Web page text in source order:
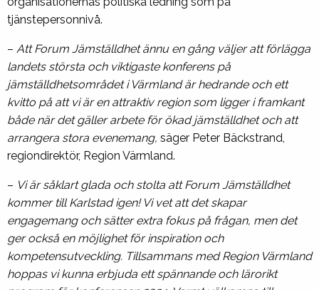
tjänstepersonnivå.
– Att Forum Jämställdhet ännu en gång väljer att förlägga
landets största och viktigaste konferens på
jämställdhetsområdet i Värmland är hedrande och ett
kvitto på att vi är en attraktiv region som ligger i framkant
både när det gäller arbete för ökad jämställdhet och att
arrangera stora evenemang, säger Peter Bäckstrand,
regiondirektör, Region Värmland.
– Vi är såklart glada och stolta att Forum Jämställdhet
kommer till Karlstad igen! Vi vet att det skapar
engagemang och sätter extra fokus på frågan, men det
ger också en möjlighet för inspiration och
kompetensutveckling. Tillsammans med Region Värmland
hoppas vi kunna erbjuda ett spännande och lärorikt